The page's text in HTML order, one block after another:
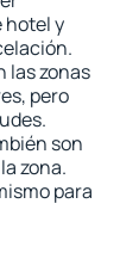
hotel y
las zonas
pero
son
zona.
para